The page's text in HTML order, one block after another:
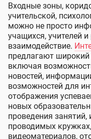
Входные зоны,
учительской,
можно не просто
учащихся, учителей
взаимодействие.
предлагают
включая
новостей,
возможностей для
отображения
новых
проведения
проводимых
видеоматериалов,